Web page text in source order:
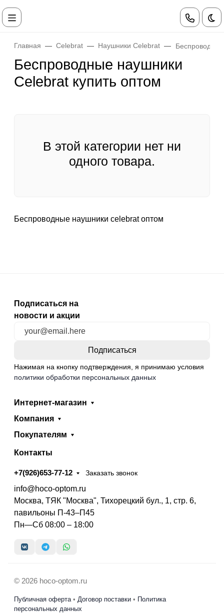
Главная Celebrat Наушники Celebrat
Беспроводные наушники
Celebrat купить оптом
В этой категории нет ни
одного товара.
Беспроводные наушники celebrat оптом
Подписаться на
новости и акции
Нажимая на кнопку подтверждения, я принимаю условия
политики обработки персональных данных
Интернет-магазин
Компания
Покупателям
Контакты
+7(926)653-77-12 Заказать звонок
info@hoco-optom.ru
Москва, ТЯК "Москва", Тихорецкий бул., 1, стр. 6,
павильоны П-43–П45
Пн—Сб 08:00 – 18:00
© 2026 hoco-optom.ru
Публичная оферта• Договор поставки • Политика
персональных данных